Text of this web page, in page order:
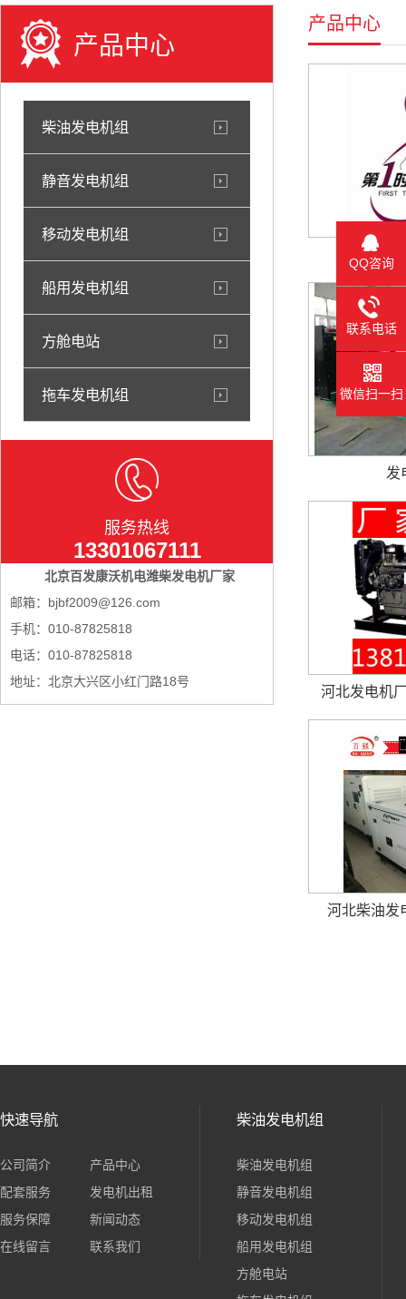
产品中心
柴油发电机组
静音发电机组
移动发电机组
船用发电机组
方舱电站
拖车发电机组
服务热线
13301067111
北京百发康沃机电潍柴发电机厂家
邮箱：bjbf2009@126.com
手机：010-87825818
电话：010-87825818
地址：北京大兴区小红门路18号
产品中心
发
河北发电机
河北柴油发
快速导航
公司简介
产品中心
配套服务
发电机出租
服务保障
新闻动态
在线留言
联系我们
柴油发电机组
柴油发电机组
静音发电机组
移动发电机组
船用发电机组
方舱电站
QQ咨询
联系电话
微信扫一扫